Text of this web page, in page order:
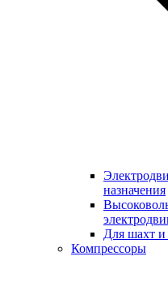
назначения
Для шахт и
Компрессоры